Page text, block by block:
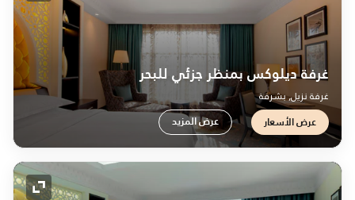
غرفة ديلوكس بمنظر جزئي للبحر
غرفة نزيل, بشرفة
عرض الأسعار عرض المزيد